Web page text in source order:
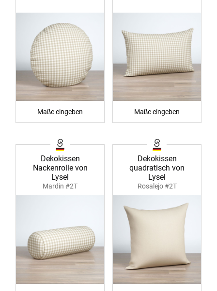
Maße eingeben Maße eingeben
Dekokissen
Nackenrolle von
Lysel
Mardin #2T
Dekokissen
quadratisch von
Lysel
Rosalejo #2T